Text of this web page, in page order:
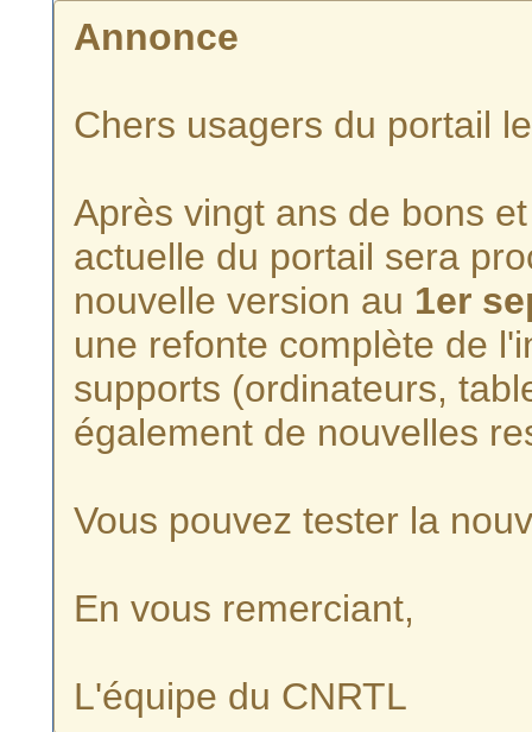
Annonce
Chers usagers du portail
Après vingt ans de bons
actuelle du portail sera
nouvelle version au 1er
une refonte complète de
supports (ordinateurs,
également de nouvelles
Vous pouvez tester la
En vous remerciant,
L'équipe du CNRTL